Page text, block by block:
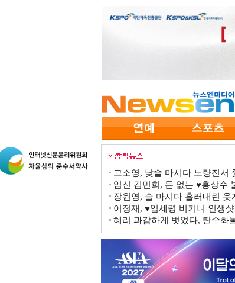
고소영, 낮술 마시다 노량진서
임신 김민희, 돈 없는 ♥홍상수
장원영, 술 마시다 흘러내린
이정재, ♥임세령 비키니 인생
혜리 과감하게 벗었다, 탄수화